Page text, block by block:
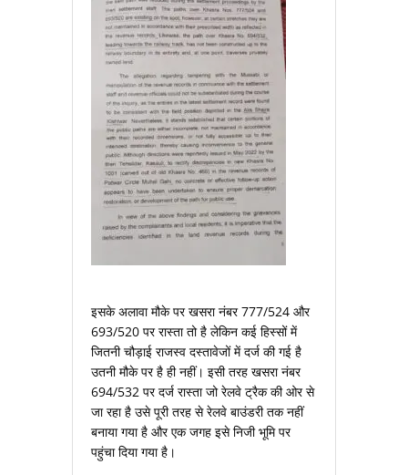
इसके अलावा मौके पर खसरा नंबर 777/524 और
693/520 पर रास्‍ता तो है लेकिन कई हिस्‍सों में
जितनी चौड़ाई राजस्‍व दस्‍तावेजों में दर्ज की गई है
उतनी मौके पर है ही नहीं। इसी तरह खसरा नंबर
694/532 पर दर्ज रास्‍ता जो रेलवे ट्रैक की ओर से
जा रहा है उसे पूरी तरह से रेलवे बाउंडरी तक नहीं
बनाया गया है और एक जगह इसे निजी भूमि पर
पहुंचा दिया गया है।